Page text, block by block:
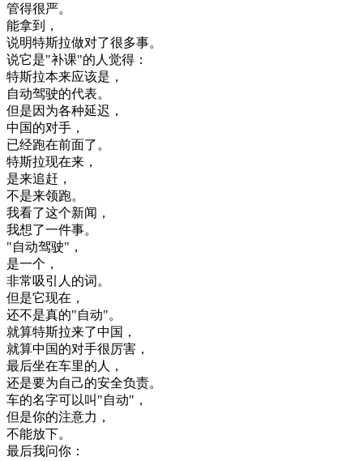
管得很严。
能拿到
，
说明特斯拉做对了很多事。
说它是"补课"的人觉得 ：
特斯拉本来应该是 ，
自动驾驶的代表。
但是因为各种延迟 ，
中国的对手 ，
已经跑在前面了。
特斯拉现在来 ，
是来追赶 ，
不是来领跑。
我看了这个新闻 ，
我想了一件事。
"自动驾驶" ，
是一个 ，
非常吸引 人的词。
但是它现在 ，
还不是真的"自动"。
就算特斯拉来了中国 ，
就算中国的对手很厉害 ，
最后坐在车里的人 ，
还是要为自己的安全负责。
车的名字可以叫 "自动" ，
但是你的注意力 ，
不能放下。
最后我问你 ：